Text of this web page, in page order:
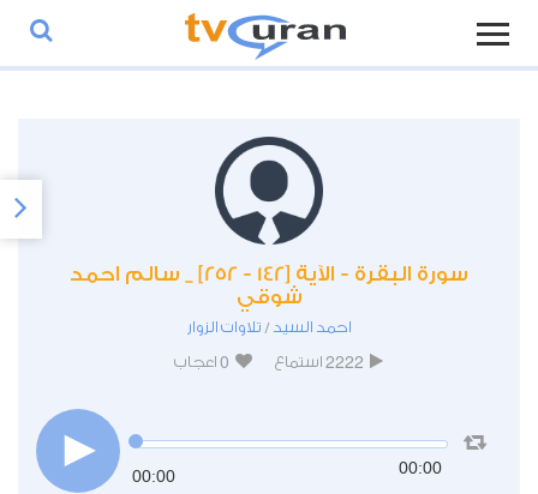
سورة البقرة - الآية [142 - 252] _ سالم احمد
شوقي
احمد السيد / تلاوات الزوار
2222 استماع 0 اعجاب
00:00 00:00